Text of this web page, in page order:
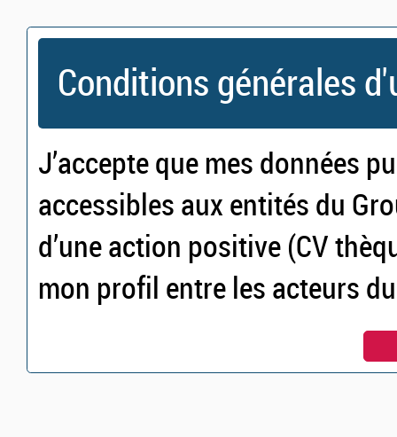
Conditions générales
J’accepte que mes données
accessibles aux entités du
d’une action positive (CV
mon profil entre les acteurs